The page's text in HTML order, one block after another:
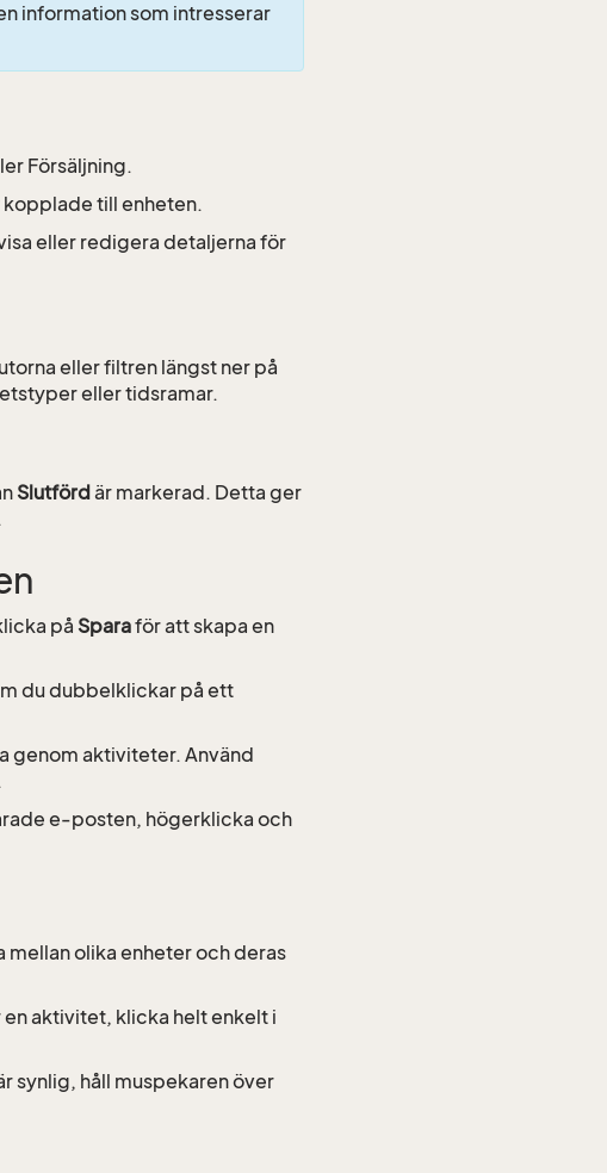
information som intresserar
Försäljning.
till enheten.
eller redigera detaljerna för
eller filtren längst ner på
eller tidsramar.
Slutförd är markerad. Detta ger
på Sparaför att skapa en
du dubbelklickar på ett
genom aktiviteter. Använd
e-posten, högerklicka och
mellan olika enheter och deras
aktivitet, klicka helt enkelt i
synlig, håll muspekaren över